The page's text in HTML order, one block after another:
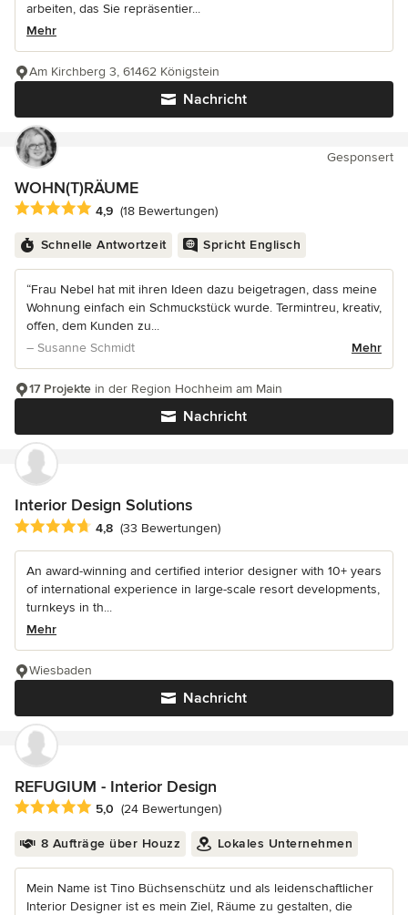
arbeiten, das Sie repräsentier...
Mehr
Nachricht
Am Kirchberg 3, 61462 Königstein
Gesponsert
WOHN(T)RÄUME
Durchschnittliche Bewertung: 4.9 von 5 Sternen
4,9 (18 Bewertungen)
Schnelle Antwortzeit Spricht Englisch
“Frau Nebel hat mit ihren Ideen dazu beigetragen, dass meine
Wohnung einfach ein Schmuckstück wurde. Termintreu, kreativ,
offen, dem Kunden zu...
– Susanne Schmidt
Mehr
Nachricht
17 Projekte in der Region Hochheim am Main
Interior Design Solutions
Durchschnittliche Bewertung: 4.8 von 5 Sternen
4,8 (33 Bewertungen)
An award-winning and certified interior designer with 10+ years
of international experience in large-scale resort developments,
turnkeys in th...
Mehr
Nachricht
Wiesbaden
REFUGIUM - Interior Design
Durchschnittliche Bewertung: 5 von 5 Sternen
5,0 (24 Bewertungen)
8 Aufträge über Houzz Lokales Unternehmen
Mein Name ist Tino Büchsenschütz und als leidenschaftlicher
Interior Designer ist es mein Ziel, Räume zu gestalten, die